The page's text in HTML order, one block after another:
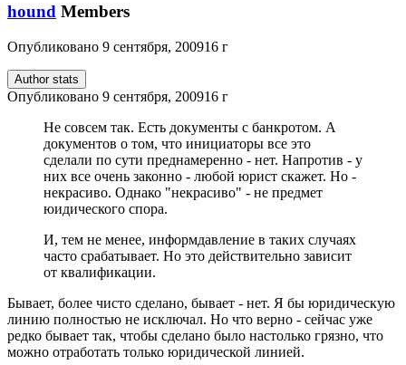
hound Members
Опубликовано 9 сентября, 200916 г
Author stats
Опубликовано 9 сентября, 200916 г
Не совсем так. Есть документы с банкротом. А
документов о том, что инициаторы все это
сделали по сути преднамеренно - нет. Напротив - у
них все очень законно - любой юрист скажет. Но -
некрасиво. Однако "некрасиво" - не предмет
юидического спора.
И, тем не менее, информдавление в таких случаях
часто срабатывает. Но это действительно зависит
от квалификации.
Бывает, более чисто сделано, бывает - нет. Я бы юридическую
линию полностью не исключал. Но что верно - сейчас уже
редко бывает так, чтобы сделано было настолько грязно, что
можно отработать только юридической линией.